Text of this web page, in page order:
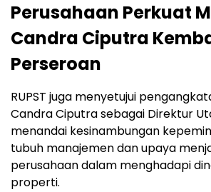
Perusahaan Perkuat
Candra Ciputra
Perseroan
RUPST juga menyetujui
Candra Ciputra sebagai Direktur
menandai kesinambungan
tubuh manajemen dan upaya
perusahaan dalam menghadapi
properti.